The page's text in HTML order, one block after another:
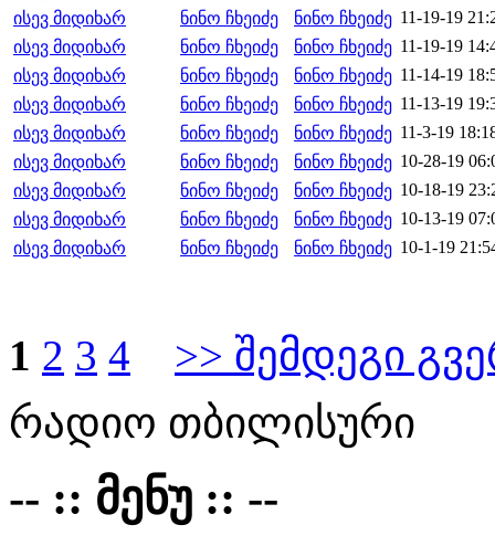
ისევ მიდიხარ
ნინო ჩხეიძე ნინო ჩხეიძე 11-19-19
ისევ მიდიხარ
ნინო ჩხეიძე ნინო ჩხეიძე 11-19-19
ისევ მიდიხარ
ნინო ჩხეიძე ნინო ჩხეიძე 11-14-19
ისევ მიდიხარ
ნინო ჩხეიძე ნინო ჩხეიძე 11-13-19
ისევ მიდიხარ
ნინო ჩხეიძე ნინო ჩხეიძე 11-3-19
ისევ მიდიხარ
ნინო ჩხეიძე ნინო ჩხეიძე 10-28-19
ისევ მიდიხარ
ნინო ჩხეიძე ნინო ჩხეიძე 10-18-19
ისევ მიდიხარ
ნინო ჩხეიძე ნინო ჩხეიძე 10-13-19
ისევ მიდიხარ
ნინო ჩხეიძე ნინო ჩხეიძე 10-1-19
1 2 3 4
>> შემდეგი
რადიო თბილისური
-- :: მენუ :: --